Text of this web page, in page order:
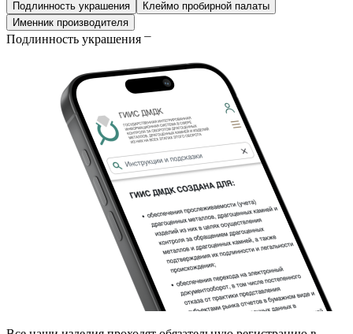
Подлинность украшения
Клеймо пробирной палаты
Именник производителя
Подлинность украшения